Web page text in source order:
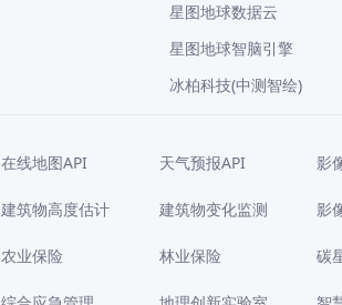
星图地球数据云
星图地球智脑引擎
冰柏科技(中测智绘)
在线地图API 天气预报API 影
建筑物高度估计 建筑物变化监测 影
农业保险 林业保险 碳